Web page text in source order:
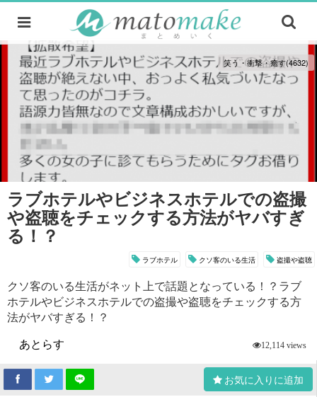
笑う・衝撃・癒す(4632)
ラブホテルやビジネスホテルでの盗撮
や盗聴をチェックする方法がヤバすぎ
る！？
ラブホテル クソ客のいる生活 盗撮や盗聴
クソ客のいる生活がネット上で話題となっている！？ラブ
ホテルやビジネスホテルでの盗撮や盗聴をチェックする方
法がヤバすぎる！？
あとらす
12,114 views
お気に入りに追加